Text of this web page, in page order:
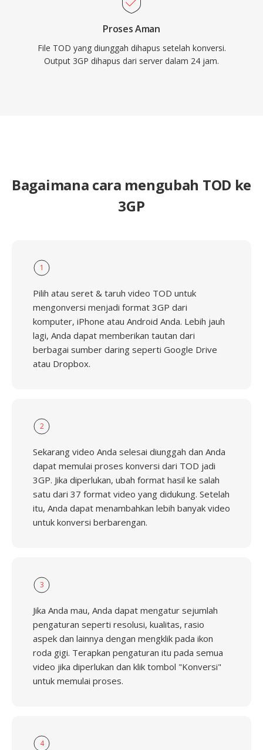
Proses Aman
File TOD yang diunggah dihapus setelah konversi.
Output 3GP dihapus dari server dalam 24 jam.
Bagaimana cara mengubah TOD ke
3GP
1
Pilih atau seret & taruh video TOD untuk
mengonversi menjadi format 3GP dari
komputer, iPhone atau Android Anda. Lebih jauh
lagi, Anda dapat memberikan tautan dari
berbagai sumber daring seperti Google Drive
atau Dropbox.
2
Sekarang video Anda selesai diunggah dan Anda
dapat memulai proses konversi dari TOD jadi
3GP. Jika diperlukan, ubah format hasil ke salah
satu dari 37 format video yang didukung. Setelah
itu, Anda dapat menambahkan lebih banyak video
untuk konversi berbarengan.
3
Jika Anda mau, Anda dapat mengatur sejumlah
pengaturan seperti resolusi, kualitas, rasio
aspek dan lainnya dengan mengklik pada ikon
roda gigi. Terapkan pengaturan itu pada semua
video jika diperlukan dan klik tombol "Konversi"
untuk memulai proses.
4